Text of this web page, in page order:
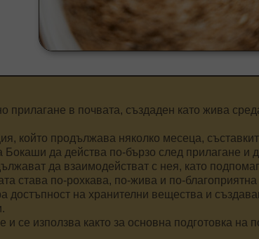
прилагане в почвата, създаден като жива
който продължава няколко месеца,
да действа по-бързо след прилагане и
да взаимодействат с нея, като
става по-рохкава, по-жива и по-благоприятна
на хранителни вещества и
и се използва както за основна подготовка